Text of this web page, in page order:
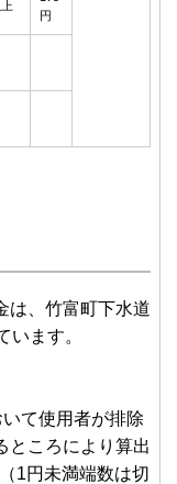
円
は、竹富町下水道
います。
て使用者が排除
ところにより算出
1円未満端数は切